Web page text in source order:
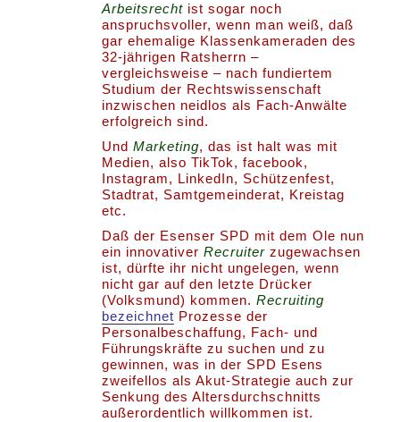
Arbeitsrecht ist sogar noch
anspruchsvoller, wenn man weiß, daß
gar ehemalige Klassenkameraden des
32-jährigen Ratsherrn –
vergleichsweise – nach fundiertem
Studium der Rechtswissenschaft
inzwischen neidlos als Fach-Anwälte
erfolgreich sind.
UndMarketing, das ist halt was mit
Medien, also TikTok, facebook,
Instagram, LinkedIn, Schützenfest,
Stadtrat, Samtgemeinderat, Kreistag
etc.
Daß der Esenser SPD mit dem Ole nun
ein innovativerRecruiter zugewachsen
ist, dürfte ihr nicht ungelegen, wenn
nicht gar auf den letzte Drücker
(Volksmund) kommen.Recruiting
bezeichnet Prozesse der
Personalbeschaffung, Fach- und
Führungskräfte zu suchen und zu
gewinnen, was in der SPD Esens
zweifellos als Akut-Strategie auch zur
Senkung des Altersdurchschnitts
außerordentlich willkommen ist.